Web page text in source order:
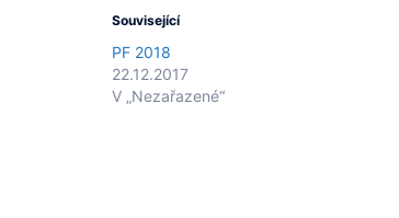
Související
PF 2018
22.12.2017
V „Nezařazené“